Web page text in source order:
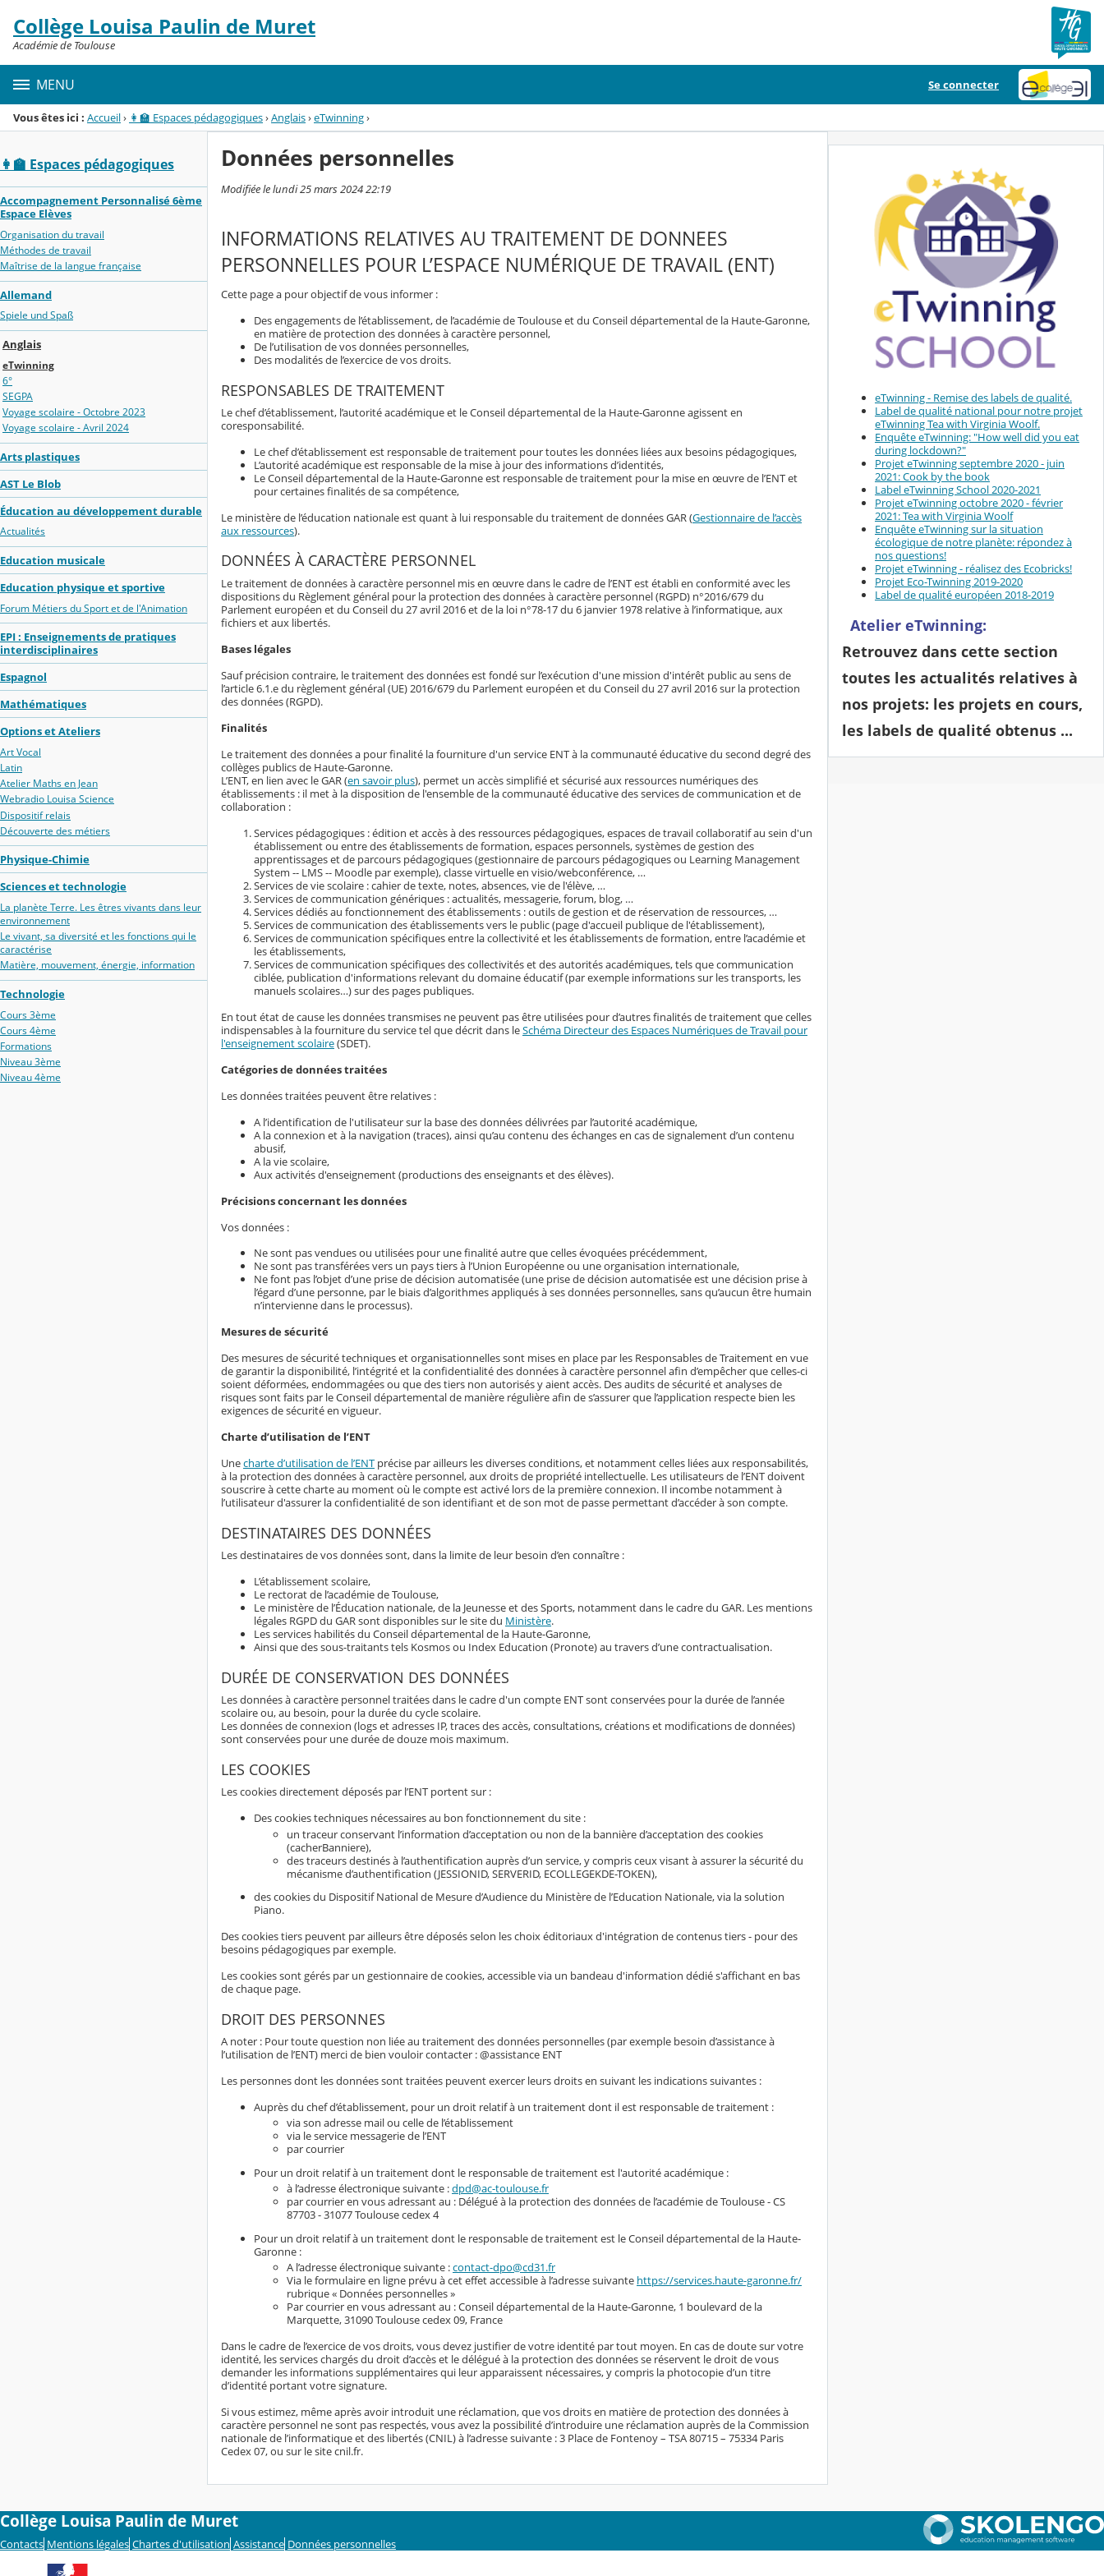
Menu de la rubrique
Contenu
Collège Louisa Paulin de Muret
Académie de Toulouse
MENU Se connecter
Vous êtes ici : Accueil› 👩‍🏫 Espaces pédagogiques›Anglais›eTwinning›
👩‍🏫 Espaces pédagogiques
Accompagnement Personnalisé 6ème
Espace Elèves
Organisation du travail
Méthodes de travail
Maîtrise de la langue française
Allemand
Spiele und Spaß
Anglais
eTwinning
6°
SEGPA
Voyage scolaire - Octobre 2023
Voyage scolaire - Avril 2024
Arts plastiques
AST Le Blob
Éducation au développement durable
Actualités
Education musicale
Education physique et sportive
Forum Métiers du Sport et de l'Animation
EPI : Enseignements de pratiques
interdisciplinaires
Espagnol
Mathématiques
Options et Ateliers
Art Vocal
Latin
Atelier Maths en Jean
Webradio Louisa Science
Dispositif relais
Découverte des métiers
Physique-Chimie
Sciences et technologie
La planète Terre. Les êtres vivants dans leur
environnement
Le vivant, sa diversité et les fonctions qui le
caractérise
Matière, mouvement, énergie, information
Technologie
Cours 3ème
Cours 4ème
Formations
Niveau 3ème
Niveau 4ème
Données personnelles
Modifiée le lundi 25 mars 2024 22:19
INFORMATIONS RELATIVES AU TRAITEMENT DE DONNEES
PERSONNELLES POUR L’ESPACE NUMÉRIQUE DE TRAVAIL (ENT)
Cette page a pour objectif de vous informer :
Des engagements de l’établissement, de l’académie de Toulouse et du Conseil départemental de la Haute-Garonne,
en matière de protection des données à caractère personnel,
De l’utilisation de vos données personnelles,
Des modalités de l’exercice de vos droits.
RESPONSABLES DE TRAITEMENT
Le chef d’établissement, l’autorité académique et le Conseil départemental de la Haute-Garonne agissent en
coresponsabilité.
Le chef d’établissement est responsable de traitement pour toutes les données liées aux besoins pédagogiques,
L’autorité académique est responsable de la mise à jour des informations d’identités,
Le Conseil départemental de la Haute-Garonne est responsable de traitement pour la mise en œuvre de l’ENT et
pour certaines finalités de sa compétence,
Le ministère de l’éducation nationale est quant à lui responsable du traitement de données GAR (Gestionnaire de l’accès
aux ressources).
DONNÉES À CARACTÈRE PERSONNEL
Le traitement de données à caractère personnel mis en œuvre dans le cadre de l’ENT est établi en conformité avec les
dispositions du Règlement général pour la protection des données à caractère personnel (RGPD) n°2016/679 du
Parlement européen et du Conseil du 27 avril 2016 et de la loi n°78-17 du 6 janvier 1978 relative à l’informatique, aux
fichiers et aux libertés.
Bases légales
Sauf précision contraire, le traitement des données est fondé sur l’exécution d'une mission d'intérêt public au sens de
l’article 6.1.e du règlement général (UE) 2016/679 du Parlement européen et du Conseil du 27 avril 2016 sur la protection
des données (RGPD).
Finalités
Le traitement des données a pour finalité la fourniture d'un service ENT à la communauté éducative du second degré des
collèges publics de Haute-Garonne.
L’ENT, en lien avec le GAR (en savoir plus), permet un accès simplifié et sécurisé aux ressources numériques des
établissements : il met à la disposition de l'ensemble de la communauté éducative des services de communication et de
collaboration :
Services pédagogiques : édition et accès à des ressources pédagogiques, espaces de travail collaboratif au sein d'un
établissement ou entre des établissements de formation, espaces personnels, systèmes de gestion des
apprentissages et de parcours pédagogiques (gestionnaire de parcours pédagogiques ou Learning Management
System -- LMS -- Moodle par exemple), classe virtuelle en visio/webconférence, …
Services de vie scolaire : cahier de texte, notes, absences, vie de l'élève, …
Services de communication génériques : actualités, messagerie, forum, blog, …
Services dédiés au fonctionnement des établissements : outils de gestion et de réservation de ressources, …
Services de communication des établissements vers le public (page d'accueil publique de l'établissement),
Services de communication spécifiques entre la collectivité et les établissements de formation, entre l’académie et
les établissements,
Services de communication spécifiques des collectivités et des autorités académiques, tels que communication
ciblée, publication d'informations relevant du domaine éducatif (par exemple informations sur les transports, les
manuels scolaires…) sur des pages publiques.
En tout état de cause les données transmises ne peuvent pas être utilisées pour d’autres finalités de traitement que celles
indispensables à la fourniture du service tel que décrit dans leSchéma Directeur des Espaces Numériques de Travail pour
l'enseignement scolaire(SDET).
Catégories de données traitées
Les données traitées peuvent être relatives :
A l’identification de l'utilisateur sur la base des données délivrées par l’autorité académique,
A la connexion et à la navigation (traces), ainsi qu’au contenu des échanges en cas de signalement d’un contenu
abusif,
A la vie scolaire,
Aux activités d'enseignement (productions des enseignants et des élèves).
Précisions concernant les données
Vos données :
Ne sont pas vendues ou utilisées pour une finalité autre que celles évoquées précédemment,
Ne sont pas transférées vers un pays tiers à l’Union Européenne ou une organisation internationale,
Ne font pas l’objet d’une prise de décision automatisée (une prise de décision automatisée est une décision prise à
l’égard d’une personne, par le biais d’algorithmes appliqués à ses données personnelles, sans qu’aucun être humain
n’intervienne dans le processus).
Mesures de sécurité
Des mesures de sécurité techniques et organisationnelles sont mises en place par les Responsables de Traitement en vue
de garantir la disponibilité, l’intégrité et la confidentialité des données à caractère personnel afin d’empêcher que celles-ci
soient déformées, endommagées ou que des tiers non autorisés y aient accès. Des audits de sécurité et analyses de
risques sont faits par le Conseil départemental de manière régulière afin de s’assurer que l’application respecte bien les
exigences de sécurité en vigueur.
Charte d’utilisation de l’ENT
Unecharte d’utilisation de l’ENT précise par ailleurs les diverses conditions, et notamment celles liées aux responsabilités,
à la protection des données à caractère personnel, aux droits de propriété intellectuelle. Les utilisateurs de l’ENT doivent
souscrire à cette charte au moment où le compte est activé lors de la première connexion. Il incombe notamment à
l’utilisateur d'assurer la confidentialité de son identifiant et de son mot de passe permettant d’accéder à son compte.
DESTINATAIRES DES DONNÉES
Les destinataires de vos données sont, dans la limite de leur besoin d’en connaître :
L’établissement scolaire,
Le rectorat de l’académie de Toulouse,
Le ministère de l’Éducation nationale, de la Jeunesse et des Sports, notamment dans le cadre du GAR. Les mentions
légales RGPD du GAR sont disponibles sur le site du Ministère.
Les services habilités du Conseil départemental de la Haute-Garonne,
Ainsi que des sous-traitants tels Kosmos ou Index Education (Pronote) au travers d’une contractualisation.
DURÉE DE CONSERVATION DES DONNÉES
Les données à caractère personnel traitées dans le cadre d'un compte ENT sont conservées pour la durée de l’année
scolaire ou, au besoin, pour la durée du cycle scolaire.
Les données de connexion (logs et adresses IP, traces des accès, consultations, créations et modifications de données)
sont conservées pour une durée de douze mois maximum.
LES COOKIES
Les cookies directement déposés par l’ENT portent sur :
Des cookies techniques nécessaires au bon fonctionnement du site :
un traceur conservant l’information d’acceptation ou non de la bannière d’acceptation des cookies
(cacherBanniere),
des traceurs destinés à l’authentification auprès d’un service, y compris ceux visant à assurer la sécurité du
mécanisme d’authentification (JESSIONID, SERVERID, ECOLLEGEKDE-TOKEN),
des cookies du Dispositif National de Mesure d’Audience du Ministère de l’Education Nationale, via la solution
Piano.
Des cookies tiers peuvent par ailleurs être déposés selon les choix éditoriaux d'intégration de contenus tiers - pour des
besoins pédagogiques par exemple.
Les cookies sont gérés par un gestionnaire de cookies, accessible via un bandeau d'information dédié s'affichant en bas
de chaque page.
DROIT DES PERSONNES
A noter : Pour toute question non liée au traitement des données personnelles (par exemple besoin d’assistance à
l’utilisation de l’ENT) merci de bien vouloir contacter : @assistance ENT
Les personnes dont les données sont traitées peuvent exercer leurs droits en suivant les indications suivantes :
Auprès du chef d’établissement, pour un droit relatif à un traitement dont il est responsable de traitement :
via son adresse mail ou celle de l’établissement
via le service messagerie de l’ENT
par courrier
Pour un droit relatif à un traitement dont le responsable de traitement est l'autorité académique :
à l’adresse électronique suivante :dpd@ac-toulouse.fr
par courrier en vous adressant au : Délégué à la protection des données de l’académie de Toulouse - CS
87703 - 31077 Toulouse cedex 4
Pour un droit relatif à un traitement dont le responsable de traitement est le Conseil départemental de la Haute-
Garonne :
A l’adresse électronique suivante :contact-dpo@cd31.fr
Via le formulaire en ligne prévu à cet effet accessible à l’adresse suivante https://services.haute-garonne.fr/
rubrique « Données personnelles »
Par courrier en vous adressant au : Conseil départemental de la Haute-Garonne, 1 boulevard de la
Marquette, 31090 Toulouse cedex 09, France
Dans le cadre de l’exercice de vos droits, vous devez justifier de votre identité par tout moyen. En cas de doute sur votre
identité, les services chargés du droit d’accès et le délégué à la protection des données se réservent le droit de vous
demander les informations supplémentaires qui leur apparaissent nécessaires, y compris la photocopie d’un titre
d’identité portant votre signature.
Si vous estimez, même après avoir introduit une réclamation, que vos droits en matière de protection des données à
caractère personnel ne sont pas respectés, vous avez la possibilité d’introduire une réclamation auprès de la Commission
nationale de l’informatique et des libertés (CNIL) à l’adresse suivante : 3 Place de Fontenoy – TSA 80715 – 75334 Paris
Cedex 07, ou sur le site cnil.fr.
eTwinning - Remise des labels de qualité.
Label de qualité national pour notre projet
eTwinning Tea with Virginia Woolf.
Enquête eTwinning: "How well did you eat
during lockdown?"
Projet eTwinning septembre 2020 - juin
2021: Cook by the book
Label eTwinning School 2020-2021
Projet eTwinning octobre 2020 - février
2021: Tea with Virginia Woolf
Enquête eTwinning sur la situation
écologique de notre planète: répondez à
nos questions!
Projet eTwinning - réalisez des Ecobricks!
Projet Eco-Twinning 2019-2020
Label de qualité européen 2018-2019
Atelier eTwinning:
Retrouvez dans cette section
toutes les actualités relatives à
nos projets: les projets en cours,
les labels de qualité obtenus ...
Collège Louisa Paulin de Muret
Contacts Mentions légales Chartes d'utilisation Assistance Données personnelles